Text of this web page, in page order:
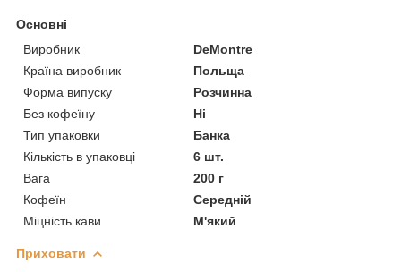
Основні
Виробник
DeMontre
Країна виробник
Польща
Форма випуску
Розчинна
Без кофеїну
Ні
Тип упаковки
Банка
Кількість в упаковці
6 шт.
Вага
200 г
Кофеїн
Середній
Міцність кави
М'який
Приховати